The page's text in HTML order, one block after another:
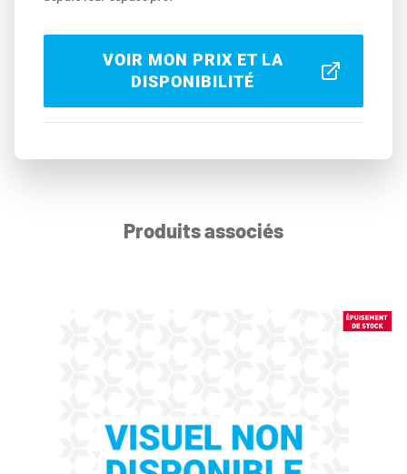
VOIR MON PRIX ET LA
DISPONIBILITÉ
Produits associés